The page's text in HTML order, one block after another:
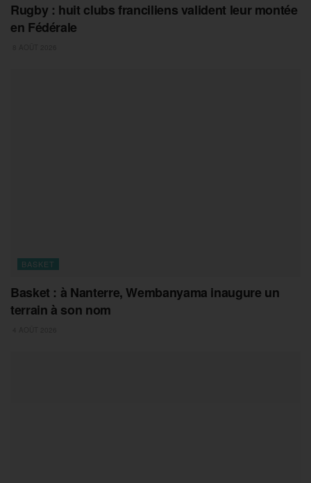
Rugby : huit clubs franciliens valident leur montée
en Fédérale
BASKET
Basket : à Nanterre, Wembanyama inaugure un
terrain à son nom